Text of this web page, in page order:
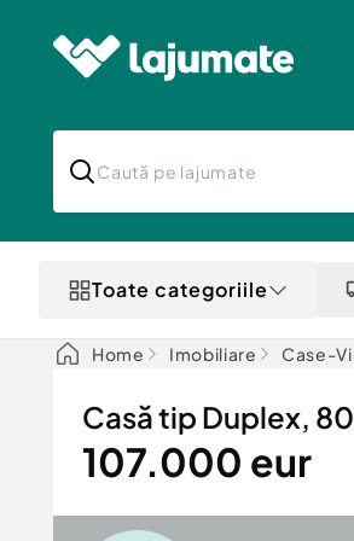
Toate categoriile
Home Imobiliare Case-
Casă tip Duplex,
107.000 eur